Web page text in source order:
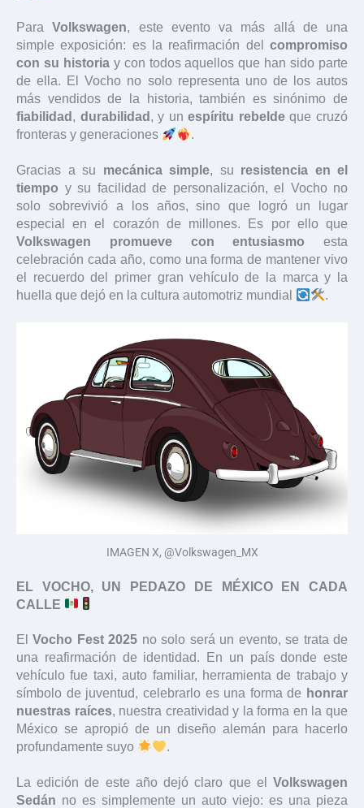
ParaVolkswagen, este evento va más allá de una
simple exposición: es la reafirmación del compromiso
con su historia y con todos aquellos que han sido parte
de ella. El Vocho no solo representa uno de los autos
más vendidos de la historia, también es sinónimo de
fiabilidad , durabilidad , y unespíritu rebeldeque cruzó
fronteras y generaciones
.
Gracias a su mecánica simple, su resistencia en el
tiempo y su facilidad de personalización, el Vocho no
solo sobrevivió a los años, sino que logró un lugar
especial en el corazón de millones. Es por ello que
Volkswagen promueve con entusiasmo esta
celebración cada año, como una forma de mantener vivo
el recuerdo del primer gran vehículo de la marca y la
huella que dejó en la cultura automotriz mundial
.
IMAGEN X, @Volkswagen_MX
EL VOCHO, UN PEDAZO DE MÉXICO EN CADA
CALLE
ElVocho Fest 2025 no solo será un evento, se trata de
una reafirmación de identidad. En un país donde este
vehículo fue taxi, auto familiar, herramienta de trabajo y
símbolo de juventud, celebrarlo es una forma de honrar
nuestras raíces, nuestra creatividad y la forma en la que
México se apropió de un diseño alemán para hacerlo
profundamente suyo
.
La edición de este año dejó claro que el Volkswagen
Sedán no es simplemente un auto viejo: es una pieza